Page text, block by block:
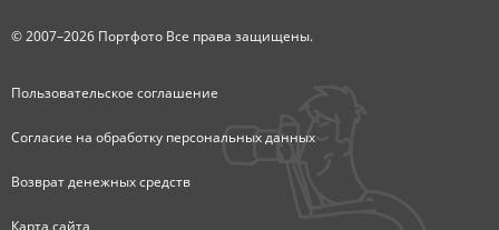
© 2007–2026 Портфото Все права защищены.
Пользовательское соглашение
Согласие на обработку персональных данных
Возврат денежных средств
Карта сайта